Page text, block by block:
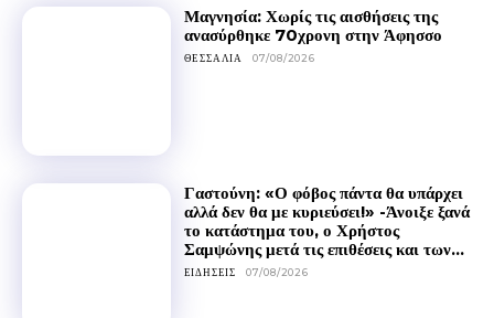
Μαγνησία: Χωρίς τις αισθήσεις της
ανασύρθηκε 70χρονη στην Άφησσο
ΘΕΣΣΑΛΊΑ 07/08/2026
Γαστούνη: «Ο φόβος πάντα θα υπάρχει
αλλά δεν θα με κυριεύσει!» -Άνοιξε ξανά
το κατάστημα του, ο Χρήστος
Σαμψώνης μετά τις επιθέσεις και των...
ΕΙΔΉΣΕΙΣ 07/08/2026